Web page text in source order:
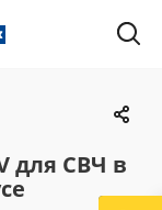
для СВЧ в